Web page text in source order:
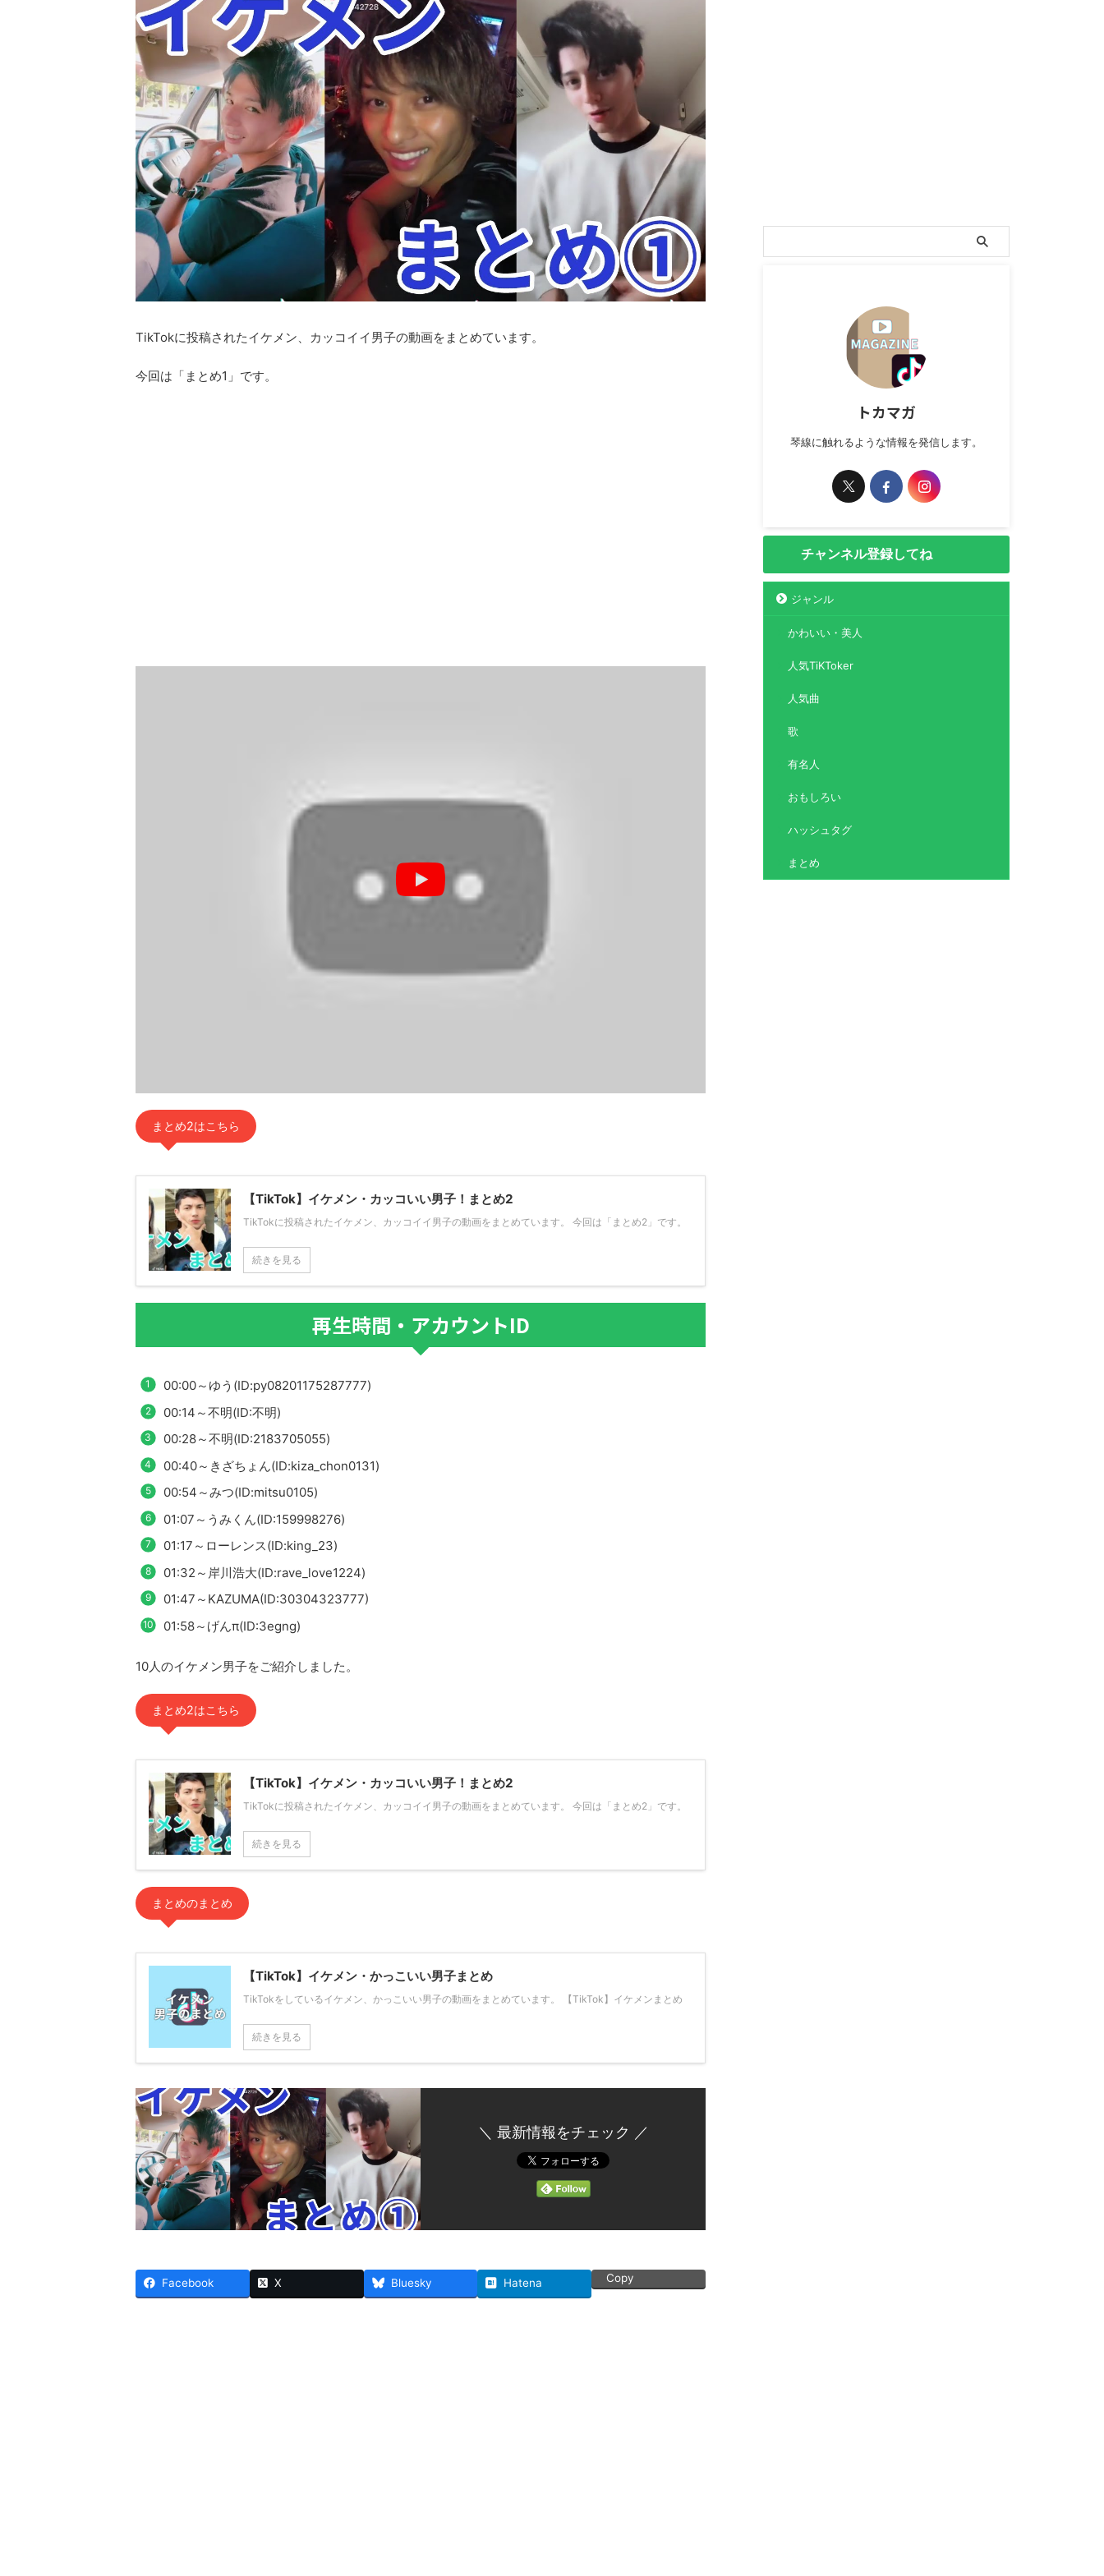
TikTokに投稿されたイケメン、カッコイイ男子の動画をまとめています。
今回は「まとめ1」です。
まとめ2はこちら
【TikTok】イケメン・カッコいい男子！まとめ2
TikTokに投稿されたイケメン、カッコイイ男子の動画をまとめています。 今回は「まとめ2」です。
続きを見る
再生時間・アカウントID
00:00～ゆう(ID:py08201175287777)
00:14～不明(ID:不明)
00:28～不明(ID:2183705055)
00:40～きざちょん(ID:kiza_chon0131)
00:54～みつ(ID:mitsu0105)
01:07～うみくん(ID:159998276)
01:17～ローレンス(ID:king_23)
01:32～岸川浩大(ID:rave_love1224)
01:47～KAZUMA(ID:30304323777)
01:58～げんπ(ID:3egng)
10人のイケメン男子をご紹介しました。
まとめ2はこちら
【TikTok】イケメン・カッコいい男子！まとめ2
TikTokに投稿されたイケメン、カッコイイ男子の動画をまとめています。 今回は「まとめ2」です。
続きを見る
まとめのまとめ
【TikTok】イケメン・かっこいい男子まとめ
TikTokをしているイケメン、かっこいい男子の動画をまとめています。 【TikTok】イケメンまとめ
続きを見る
＼ 最新情報をチェック ／
Facebook X Bluesky Hatena Copy
トカマガ
琴線に触れるような情報を発信します。
チャンネル登録してね
ジャンル
かわいい・美人
人気TiKToker
人気曲
歌
有名人
おもしろい
ハッシュタグ
まとめ